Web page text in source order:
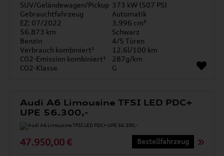
SUV/Geländewagen/Pickup 373 kW (507 PS)
Gebrauchtfahrzeug
Automatik
EZ: 07/2022
3.996 cm³
56.873 km
Schwarz
Benzin
4/5 Türen
Verbrauch kombiniert¹
12.6l/100 km
CO2-Emission kombiniert¹
287g/km
CO2-Klasse
G
Audi A6 Limousine TFSI LED PDC+
UPE 56.300,-
47.950,00 € Bestellfahrzeug